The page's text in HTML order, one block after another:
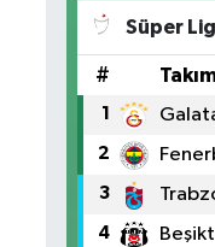
Süper Lig
#
1
2
3
4